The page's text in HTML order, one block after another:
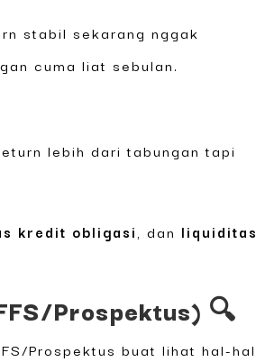
stabil sekarang nggak
cuma liat sebulan.
lebih dari tabungan tapi
kredit obligasi, dan liquiditas
Prospektus) 🔍
Prospektus buat lihat hal-hal